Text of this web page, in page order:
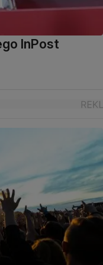
InPost